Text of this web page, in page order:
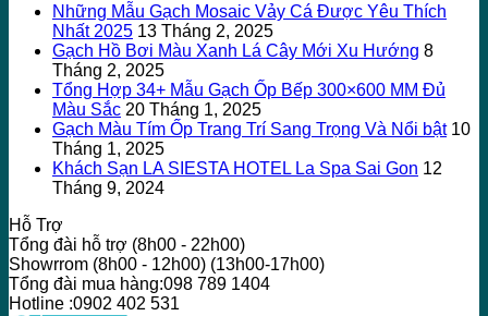
Những Mẫu Gạch Mosaic Vảy Cá Được Yêu Thích
Nhất 2025 13 Tháng 2, 2025
Gạch Hồ Bơi Màu Xanh Lá Cây Mới Xu Hướng 8
Tháng 2, 2025
Tổng Hợp 34+ Mẫu Gạch Ốp Bếp 300×600 MM Đủ
Màu Sắc 20 Tháng 1, 2025
Gạch Màu Tím Ốp Trang Trí Sang Trọng Và Nổi bật 10
Tháng 1, 2025
Khách Sạn LA SIESTA HOTEL La Spa Sai Gon 12
Tháng 9, 2024
Hỗ Trợ
Tổng đài hỗ trợ (8h00 - 22h00)
Showrrom (8h00 - 12h00) (13h00-17h00)
Tổng đài mua hàng:098 789 1404
Hotline :0902 402 531